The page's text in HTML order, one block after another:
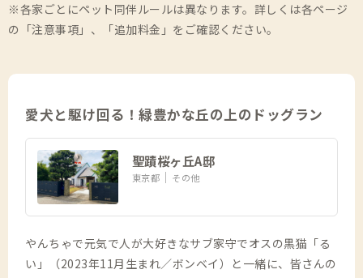
※各家ごとにペット同伴ルールは異なります。詳しくは各ページ
の「注意事項」、「追加料金」をご確認ください。
愛犬と駆け回る！緑豊かな丘の上のドッグラン
聖蹟桜ヶ丘A邸
東京都 その他
やんちゃで元気で人が大好きなサブ家守でオスの黒猫「る
い」（2023年11月生まれ／ボンベイ）と一緒に、皆さんの